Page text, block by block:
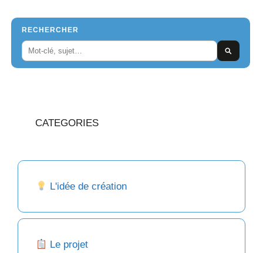
RECHERCHER
CATEGORIES
L'idée de création
Le projet